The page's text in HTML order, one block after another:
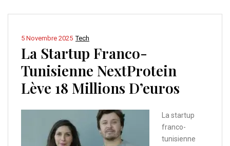
Tech
5 Novembre 2025
La Startup Franco-
Tunisienne NextProtein
Lève 18 Millions D’euros
La startup
franco-
tunisienne